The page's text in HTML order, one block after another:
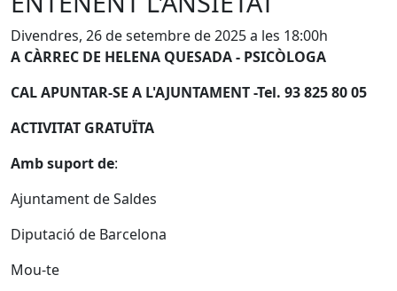
Divendres, 26 de setembre de 2025 a les 18:00h
A CÀRREC DE HELENA QUESADA - PSICÒLOGA
CAL APUNTAR-SE A L'AJUNTAMENT -Tel. 93 825 80 05
ACTIVITAT GRATUÏTA
Amb suport de:
Ajuntament de Saldes
Diputació de Barcelona
Mou-te